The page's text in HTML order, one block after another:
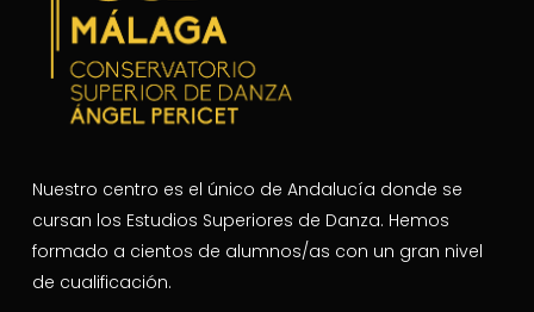
Nuestro centro es el único de Andalucía donde se
cursan los Estudios Superiores de Danza. Hemos
formado a cientos de alumnos/as con un gran nivel
de cualificación.